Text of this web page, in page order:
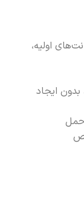
اولیه،
ایجاد
حمل